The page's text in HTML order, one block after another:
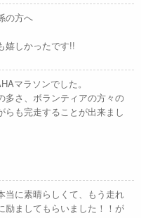
の方へ
嬉しかったです!!
マラソンでした。
多さ、ボランティアの方々の
も完走することが出来まし
当に素晴らしくて、もう走れ
励ましてもらいました！！が